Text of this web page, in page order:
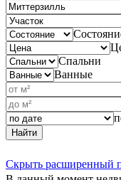
Спальни
Ванные
Найти
Скрыть расширенный